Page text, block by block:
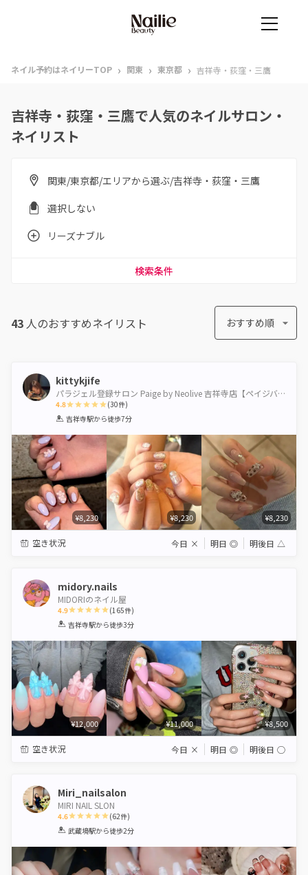
ネイル予約はネイリーTOP › 関東 › 東京都 › 吉祥寺・荻窪・三鷹
吉祥寺・荻窪・三鷹で人気のネイルサロン・
ネイリスト
関東/東京都/エリアから選ぶ/吉祥寺・荻窪・三鷹
選択しない
リーズナブル
検索条件
43 人のおすすめネイリスト おすすめ順
kittykjife
パラジェル登録サロン Paige by Neolive 吉祥寺店【ペイジバイネオリーブ】
4.8
1 2 3 4 5
(30件)
吉祥寺駅から徒歩7分
¥8,230 ¥8,230 ¥8,230
空き状況 今日 × 明日 ◎ 明後日 △
midory.nails
MIDORIのネイル屋
4.9
1 2 3 4 5
(165件)
吉祥寺駅から徒歩3分
¥12,000 ¥11,000 ¥8,500
空き状況 今日 × 明日 ◎ 明後日 ◯
Miri_nailsalon
MIRI NAIL SLON
4.6
1 2 3 4 5
(62件)
武蔵境駅から徒歩2分